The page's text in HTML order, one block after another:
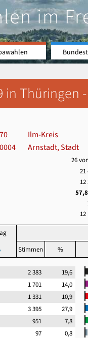
im
in Thüringen
Ilm-Kreis
Arnstadt, Stadt
26
21
12
12
Stimmen %
2 383
19,6
1 701
14,0
1 331
10,9
3 395
27,9
951
7,8
97
0,8